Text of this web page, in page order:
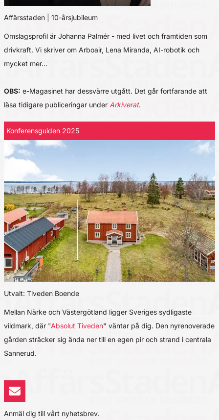
Affärsstaden | 10-årsjubileum
Omslagsprofil är Johanna Palmér - med livet och framtiden som
drivkraft. Vi skriver om Arboair, Lena Miranda, AI-robotik och
mycket mer…
OBS: e-Magasinet har dessvärre utgått. Det går fortfarande att
läsa tidigare publiceringar under Arkiverat.
Konferensguiden 2025
Utvalt: Tiveden Boende
Mellan Närke och Västergötland ligger Sveriges sydligaste
vildmark, där "Absolut Tiveden" väntar på dig. Den nyrenoverade
gården sträcker sig ända ner till en egen pir och strand i centrala
Sannerud.
Anmäl dig till vårt nyhetsbrev.